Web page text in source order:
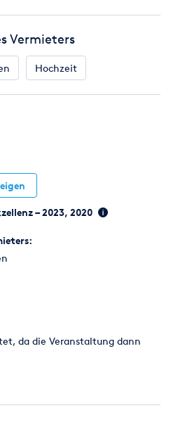
ist nahezu jede Farbe
oder der ganze Schriftzug?
auf eure Wünsche an.
mit euch vor der
am gewünschten Ort
Geschäfts- und
Vermieters
Hochzeit
– 2023, 2020
da die Veranstaltung dann